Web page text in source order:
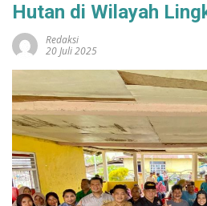
Hutan di Wilayah
Redaksi
20 Juli 2025